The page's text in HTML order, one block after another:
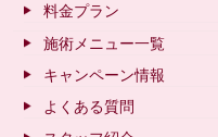
料金プラン
施術メニュー一覧
キャンペーン情報
よくある質問